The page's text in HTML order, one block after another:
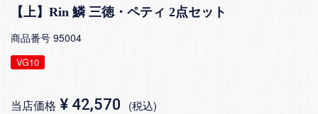
【上】Rin 鱗 三徳・ペティ 2点セット
商品番号 95004
VG10
当店価格 ¥ 42,570 税込